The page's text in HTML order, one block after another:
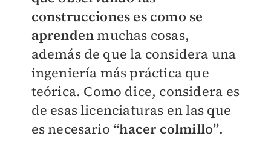
construcciones es como se
aprendenmuchas cosas,
además de que la considera una
ingeniería más práctica que
teórica. Como dice, considera es
de esas licenciaturas en las que
es necesario“hacer colmillo”.